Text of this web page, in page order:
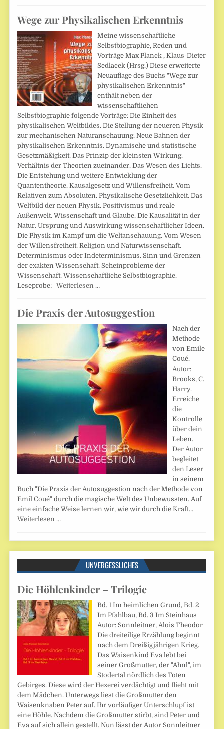
Wege zur Physikalischen Erkenntnis
Meine wissenschaftliche
Selbstbiographie, Reden und
Vorträge Max Planck , Klaus-Dieter
Sedlacek (Hrsg.) Diese erweiterte
Neuauflage des Buchs "Wege zur
physikalischen Erkenntnis"
enthält neben der
wissenschaftlichen
Selbstbiographie folgende Vorträge: Die Einheit des
physikalischen Weltbildes. Die Stellung der neueren Physik
zur mechanischen Naturanschauung. Neue Bahnen der
physikalischen Erkenntnis. Dynamische und statistische
Gesetzmäßigkeit. Das Prinzip der kleinsten Wirkung.
Verhältnis der Theorien zueinander. Das Wesen des Lichts.
Die Entstehung und weitere Entwicklung der
Quantentheorie. Kausalgesetz und Willensfreiheit. Vom
Relativen zum Absoluten. Physikalische Gesetzlichkeit. Das
Weltbild der neuen Physik. Positivismus und reale
Außenwelt. Wissenschaft und Glaube. Die Kausalität in der
Natur. Ursprung und Auswirkung wissenschaftlicher Ideen.
Die Physik im Kampf um die Weltanschauung. Vom Wesen
der Willensfreiheit. Religion und Naturwissenschaft.
Determinismus oder Indeterminismus. Sinn und Grenzen
der exakten Wissenschaft. Scheinprobleme der
Wissenschaft. Wissenschaftliche Selbstbiographie.
Leseprobe:Weiterlesen …
Die Praxis der Autosuggestion
Nach der
Methode
von Emile
Coué.
Autor:
Brooks, C.
Harry.
Erreiche
die
Kontrolle
über dein
Leben.
Der Autor
begleitet
den Leser
in seinem
Buch "Die Praxis der Autosuggestion nach der Methode von
Emil Coué" durch die magische Welt des Unbewussten. Auf
eine einfache Weise lernen wir, wie wir durch die Kraft…
Weiterlesen …
UNVERGESSLICHES
Die Höhlenkinder – Trilogie
Bd. 1 Im heimlichen Grund, Bd. 2
Im Pfahlbau, Bd. 3 Im Steinhaus
Autor: Sonnleitner, Alois Theodor
Die dreiteilige Erzählung beginnt
nach dem Dreißigjährigen Krieg.
Das Waisenkind Eva lebt bei
seiner Großmutter, der "Ahnl", im
Stodertal nördlich des Toten
Gebirges. Diese wird der Hexerei verdächtigt und flieht mit
dem Mädchen. Unterwegs liest die Großmutter den
Waisenknaben Peter auf. Ihr vorläufiger Unterschlupf ist
eine Höhle. Nachdem die Großmutter stirbt, sind Peter und
Eva auf sich allein gestellt. Nun lässt der Autor Sonnleitner